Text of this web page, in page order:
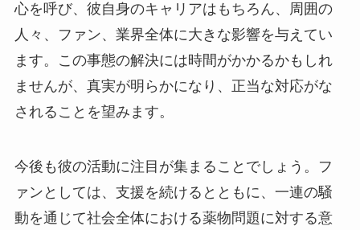
心を呼び、彼自身のキャリアはもちろん、周囲の
人々、ファン、業界全体に大きな影響を与えてい
ます。この事態の解決には時間がかかるかもしれ
ませんが、真実が明らかになり、正当な対応がな
されることを望みます。
今後も彼の活動に注目が集まることでしょう。フ
ァンとしては、支援を続けるとともに、一連の騒
動を通じて社会全体における薬物問題に対する意